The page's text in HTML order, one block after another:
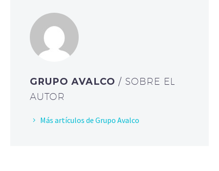
GRUPO AVALCO/ SOBRE EL
AUTOR
Más artículos de Grupo Avalco